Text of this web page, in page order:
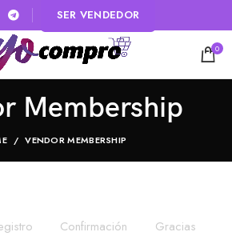
SER VENDEDOR
0
Membership
VENDOR MEMBERSHIP
Confirmación Gracias